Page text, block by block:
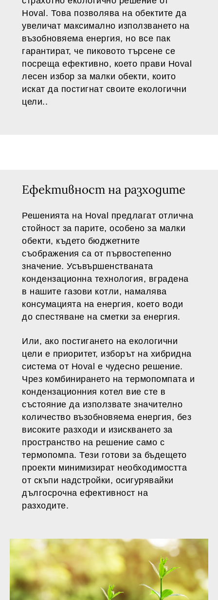
Hoval. Това позволява на обектите да
увеличат максимално използването на
възобновяема енергия, но все пак
гарантират, че пиковото търсене се
посреща ефективно, което прави Hoval
лесен избор за малки обекти, които
искат да постигнат своите екологични
цели..
Ефективност на разходите
Решенията на Hoval предлагат отлична
стойност за парите, особено за малки
обекти, където бюджетните
съображения са от първостепенно
значение. Усъвършенстваната
кондензационна технология, вградена
в нашите газови котли, намалява
консумацията на енергия, което води
до спестяване на сметки за енергия.
Или, ако постигането на екологични
цели е приоритет, изборът на хибридна
система от Hoval е чудесно решение.
Чрез комбинирането на термопомпата и
кондензационния котел вие сте в
състояние да използвате значително
количество възобновяема енергия, без
високите разходи и изискването за
пространство на решение само с
термопомпа. Тези готови за бъдещето
проекти минимизират необходимостта
от скъпи надстройки, осигурявайки
дългосрочна ефективност на
разходите.